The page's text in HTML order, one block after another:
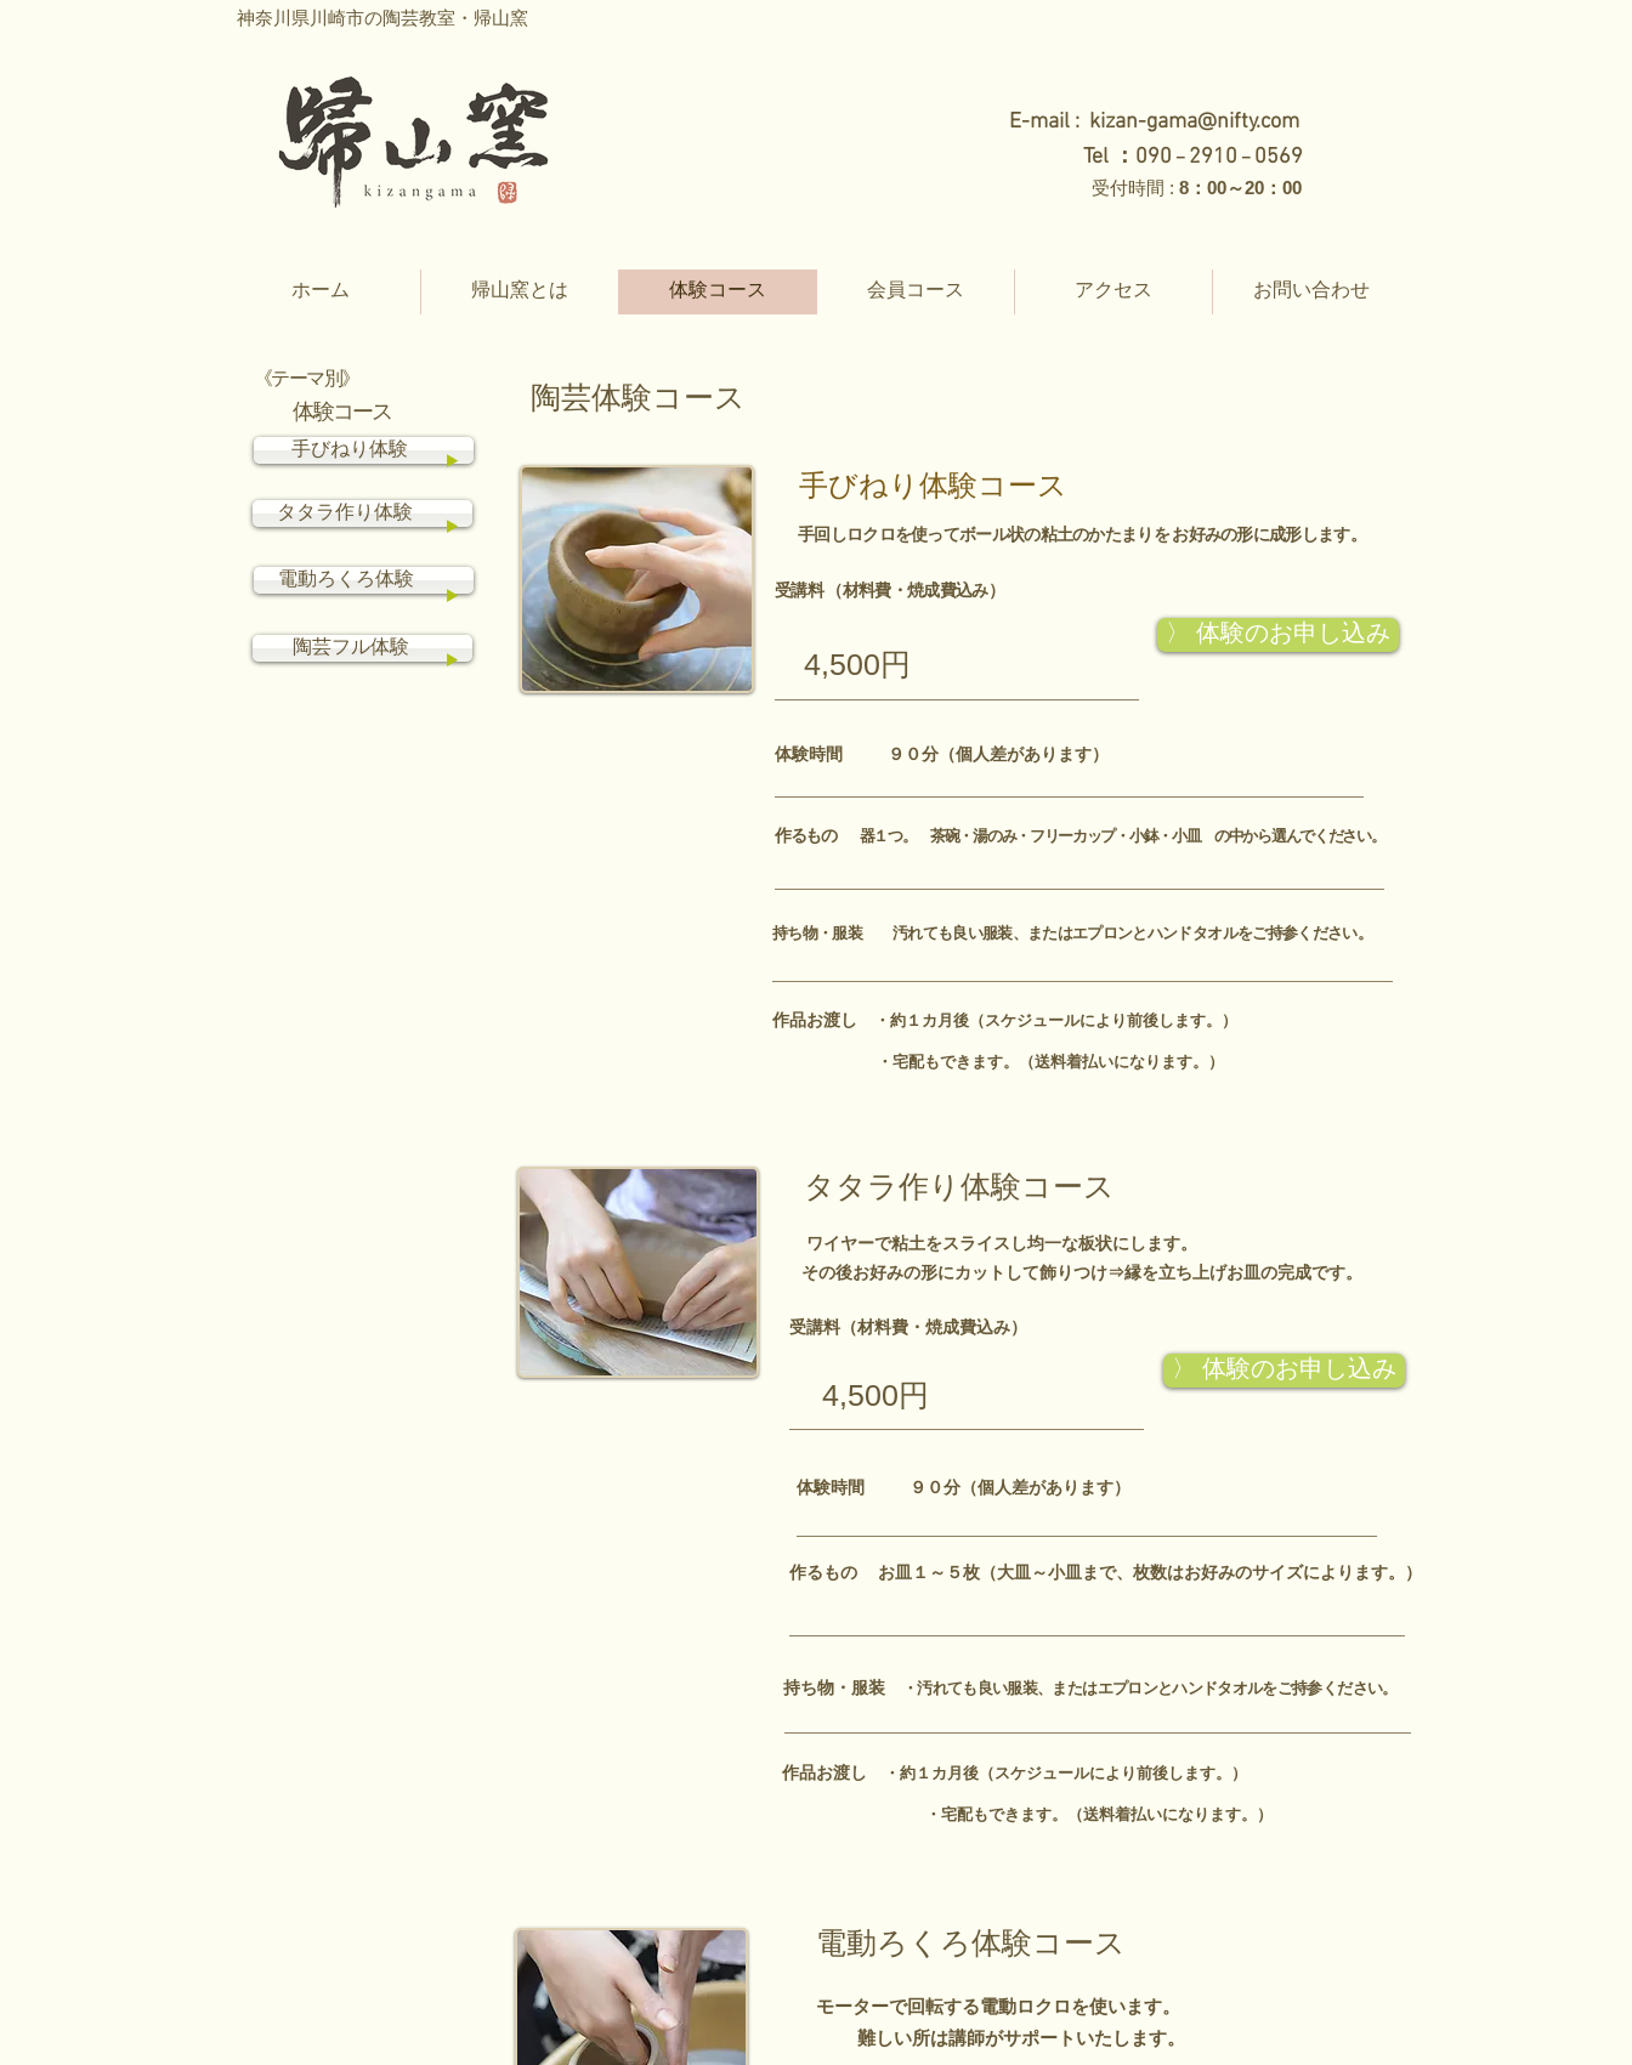
神奈川県川崎市の陶芸教室・帰山窯
E-mail : kizan-gama@nifty.com
Tel ：090 － 2910 － 0569
受付時間 : 8：00～20：00
ホーム 帰山窯とは 体験コース 会員コース アクセス お問い合わせ
〉 体験のお申し込み
陶芸体験コース
手回しロクロを使ってボール状の粘土のかたまりを お好みの形に成形します。
受講料 （材料費・焼成費込み）
手びねり体験コース
《テーマ別》
体験コース
手びねり体験
タタラ作り体験
電動ろくろ体験
陶芸フル体験 4,500円
体験時間 ９０分（個人差があります）
作るもの 器１つ。 茶碗・湯のみ・フリーカップ・小鉢・小皿の中から選んでください。
持ち物・服装汚れても良い服装、またはエプロンとハンドタオルをご持参ください。
作品お渡し ・約１カ月後（スケジュールにより前後します。）
・宅配もできます。（送料着払いになります。）
タタラ作り体験コース
ワイヤーで粘土をスライスし均一な板状にします。
その後お好みの形にカットして飾りつけ⇒縁を立ち上げお皿の完成です。
受講料 （材料費・焼成費込み）
​4,500円
〉 体験のお申し込み
体験時間 ９０分（個人差があります）
作るもの お皿１～５枚（大皿～小皿まで、枚数はお好みのサイズによります。）
持ち物・服装 ・汚れても良い服装、またはエプロンとハンドタオルをご持参ください。
作品お渡し ・約１カ月後（スケジュールにより前後します。）
・宅配もできます。（送料着払いになります。）
電動ろくろ体験コース
モーターで回転する電動ロクロを使います。
難しい所は講師がサポートいたします。